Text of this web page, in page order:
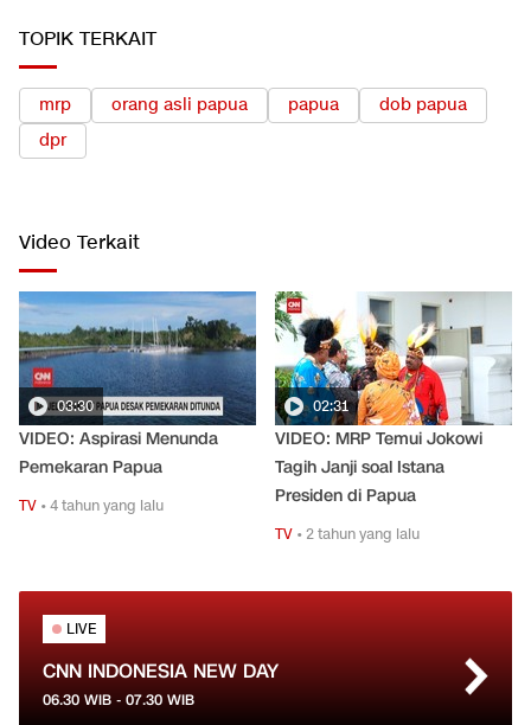
TOPIK TERKAIT
mrp orang asli papua papua
dob papua
dpr
Video Terkait
03:30
VIDEO: Aspirasi Menunda
Pemekaran Papua
TV •4 tahun yang lalu
02:31
VIDEO: MRP Temui Jokowi
Tagih Janji soal Istana
Presiden di Papua
TV •2 tahun yang lalu
LIVE
CNN INDONESIA NEW DAY
06.30 WIB - 07.30 WIB